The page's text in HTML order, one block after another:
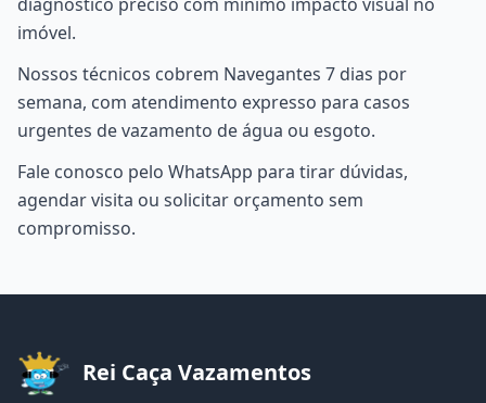
imóvel.
Nossos técnicos cobrem Navegantes 7 dias por
semana, com atendimento expresso para casos
urgentes de vazamento de água ou esgoto.
Fale conosco pelo WhatsApp para tirar dúvidas,
agendar visita ou solicitar orçamento sem
compromisso.
Rei Caça Vazamentos